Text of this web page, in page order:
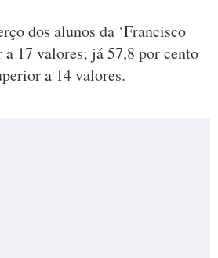
dos alunos da ‘Francisco
17 valores; já 57,8 por cento
a 14 valores.